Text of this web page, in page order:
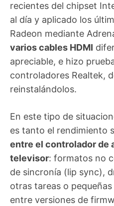
recientes del chipset
al día y aplicado los
Radeon mediante
varios cables HDMI
apreciable, e hizo
controladores Realtek,
reinstalándolos.
En este tipo de
es tanto el rendimiento
entre el controlador de
televisor: formatos no
de sincronía (lip sync),
otras tareas o
entre versiones de